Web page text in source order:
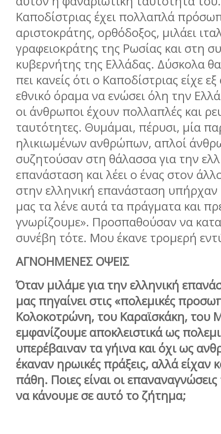
Καποδίστριας έχει πολλαπλά
αριστοκράτης, ορθόδοξος, μιλάει
γραφειοκράτης της Ρωσίας και στη
κυβερνήτης της Ελλάδας. Δύσκολα
πει κανείς ότι ο Καποδίστριας είχε
εθνικό όραμα να ενώσει όλη την
οι άνθρωποι έχουν πολλαπλές και
ταυτότητες. Θυμάμαι, πέρυσι, μία
ηλικιωμένων ανθρώπων, απλοί
συζητούσαν στη θάλασσα για την
επανάσταση και λέει ο ένας στον
στην ελληνική επανάσταση υπήρχαν
μας τα λένε αυτά τα πράγματα και
γνωρίζουμε». Προσπαθούσαν να
συνέβη τότε. Μου έκανε τρομερή
ΑΓΝΟΗΜΕΝΕΣ ΟΨΕΙΣ
Όταν μιλάμε για την ελληνική
μας πηγαίνει στις «πολεμικές
Κολοκοτρώνη, του Καραϊσκάκη, του
εμφανίζουμε αποκλειστικά ως
υπερέβαιναν τα γήινα και όχι ως
έκαναν ηρωικές πράξεις, αλλά είχαν
πάθη. Ποιες είναι οι
να κάνουμε σε αυτό το ζήτημα;